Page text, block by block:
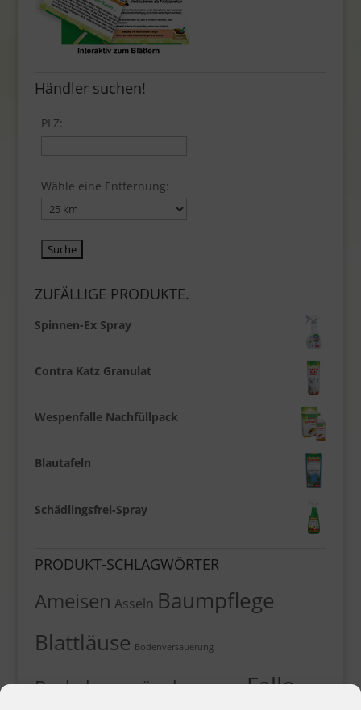
Händler suchen!
PLZ:
Wähle eine Entfernung:
ZUFÄLLIGE PRODUKTE.
Spinnen-Ex Spray
Contra Katz Granulat
Wespenfalle Nachfüllpack
Blautafeln
Schädlingsfrei-Spray
PRODUKT-SCHLAGWÖRTER
Ameisen Asseln Baumpflege
Blattläuse Bodenversauerung
BuchsbaumzünslerDüngerFalle